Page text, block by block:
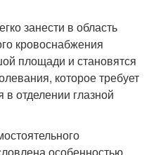
занести в область
кровоснабжения
площади и становятся
которое требует
в отделении глазной